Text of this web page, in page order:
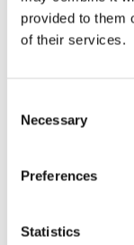
provided to them
of their services.
Selection
Necessary
Preferences
Statistics